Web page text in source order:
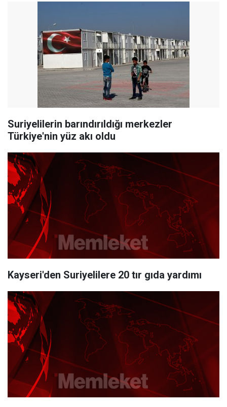
Suriyelilerin barındırıldığı merkezler
Türkiye'nin yüz akı oldu
Kayseri'den Suriyelilere 20 tır gıda yardımı